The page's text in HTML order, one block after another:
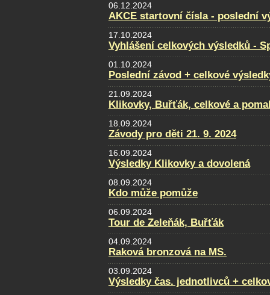
06.12.2024
AKCE startovní čísla - poslední
17.10.2024
Vyhlášení celkových výsledků -
01.10.2024
Poslední závod + celkové
21.09.2024
Klikovky, Buřťák, celkové a
18.09.2024
Závody pro děti 21. 9. 2024
16.09.2024
Výsledky Klikovky a dovolená
08.09.2024
Kdo může pomůže
06.09.2024
Tour de Zeleňák, Buřťák
04.09.2024
Raková bronzová na MS.
03.09.2024
Výsledky čas. jednotlivců +